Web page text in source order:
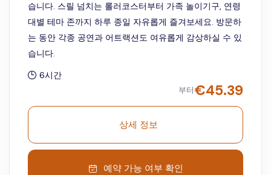
습니다. 스릴 넘치는 롤러코스터부터 가족 놀이기구, 연령
대별 테마 존까지 하루 종일 자유롭게 즐겨보세요. 방문하
는 동안 각종 공연과 어트랙션도 여유롭게 감상하실 수 있
습니다.
6시간
부터€45.39
상세 정보
예약 가능 여부 확인